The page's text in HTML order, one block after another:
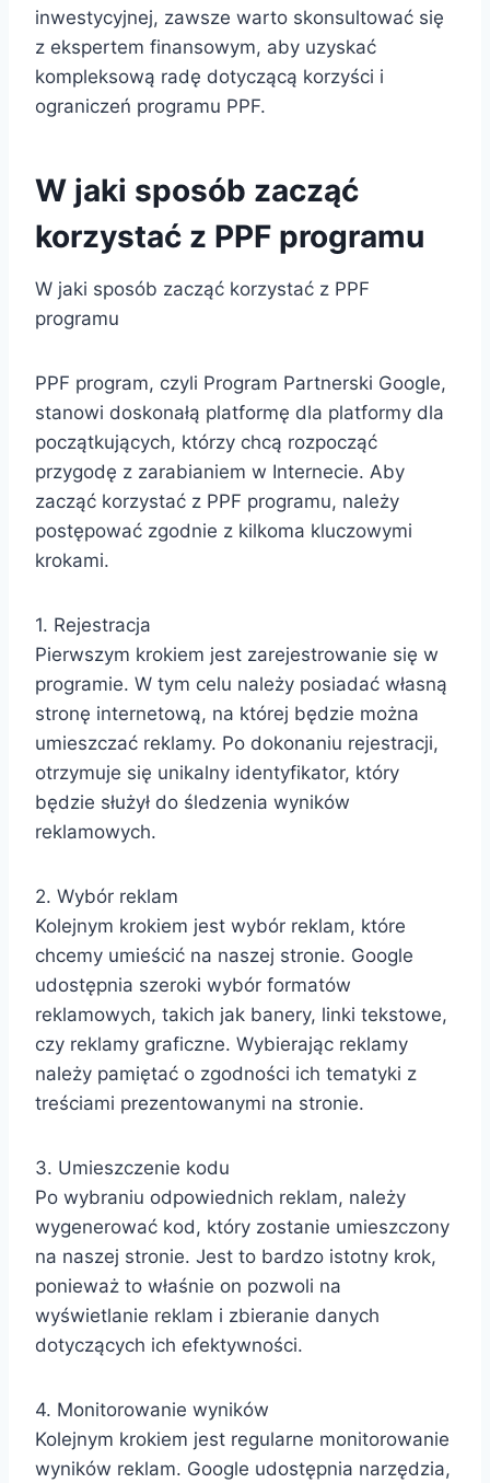
inwestycyjnej, zawsze warto skonsultować się
z ekspertem finansowym, aby uzyskać
kompleksową radę dotyczącą korzyści i
ograniczeń programu PPF.
W jaki sposób zacząć
korzystać z PPF programu
W jaki sposób zacząć korzystać z PPF
programu
PPF program, czyli Program Partnerski Google,
stanowi doskonałą platformę dla platformy dla
początkujących, którzy chcą rozpocząć
przygodę z zarabianiem w Internecie. Aby
zacząć korzystać z PPF programu, należy
postępować zgodnie z kilkoma kluczowymi
krokami.
1. Rejestracja
Pierwszym krokiem jest zarejestrowanie się w
programie. W tym celu należy posiadać własną
stronę internetową, na której będzie można
umieszczać reklamy. Po dokonaniu rejestracji,
otrzymuje się unikalny identyfikator, który
będzie służył do śledzenia wyników
reklamowych.
2. Wybór reklam
Kolejnym krokiem jest wybór reklam, które
chcemy umieścić na naszej stronie. Google
udostępnia szeroki wybór formatów
reklamowych, takich jak banery, linki tekstowe,
czy reklamy graficzne. Wybierając reklamy
należy pamiętać o zgodności ich tematyki z
treściami prezentowanymi na stronie.
3. Umieszczenie kodu
Po wybraniu odpowiednich reklam, należy
wygenerować kod, który zostanie umieszczony
na naszej stronie. Jest to bardzo istotny krok,
ponieważ to właśnie on pozwoli na
wyświetlanie reklam i zbieranie danych
dotyczących ich efektywności.
4. Monitorowanie wyników
Kolejnym krokiem jest regularne monitorowanie
wyników reklam. Google udostępnia narzędzia,